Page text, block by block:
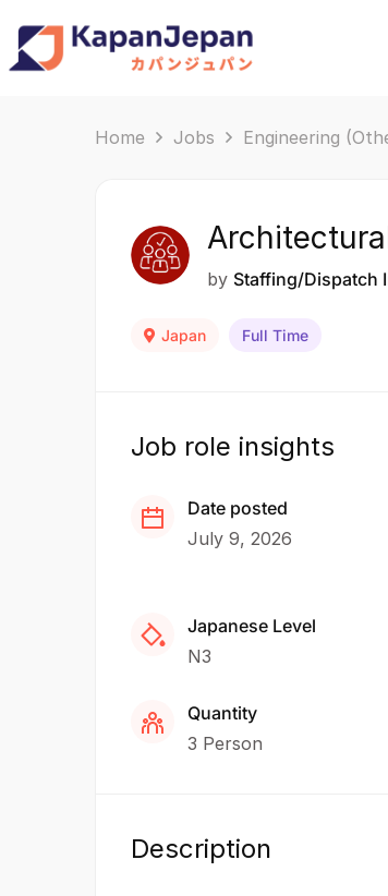
Home Jobs Engineering
by Staffing/Dispatch
Japan Full Time
Job role insights
Date posted
July 9, 2026
Japanese Level
N3
Quantity
3 Person
Description